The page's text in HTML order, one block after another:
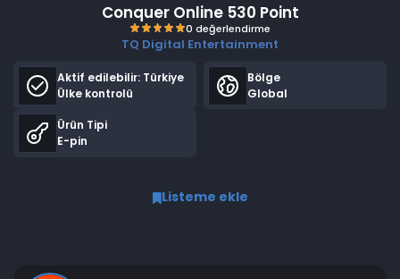
Conquer Online 530 Point
TQ Digital Entertainment
Aktif edilebilir:Türkiye
Ülke kontrolü
Bölge
Global
Ürün Tipi
E-pin
Listeme ekle